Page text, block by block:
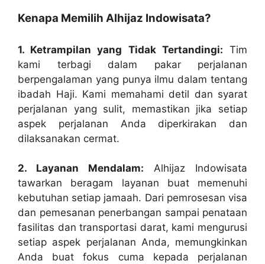
Kenapa Memilih Alhijaz Indowisata?
1. Ketrampilan yang Tidak Tertandingi: Tim
kami terbagi dalam pakar perjalanan
berpengalaman yang punya ilmu dalam tentang
ibadah Haji. Kami memahami detil dan syarat
perjalanan yang sulit, memastikan jika setiap
aspek perjalanan Anda diperkirakan dan
dilaksanakan cermat.
2. Layanan Mendalam: Alhijaz Indowisata
tawarkan beragam layanan buat memenuhi
kebutuhan setiap jamaah. Dari pemrosesan visa
dan pemesanan penerbangan sampai penataan
fasilitas dan transportasi darat, kami mengurusi
setiap aspek perjalanan Anda, memungkinkan
Anda buat fokus cuma kepada perjalanan